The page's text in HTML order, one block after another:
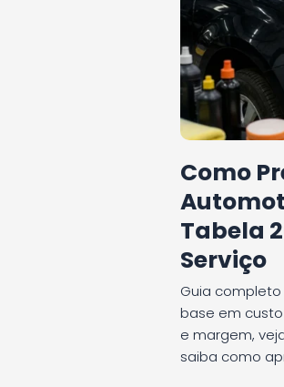
Como
Tabela
Serviço
Guia
base em
e margem,
saiba como